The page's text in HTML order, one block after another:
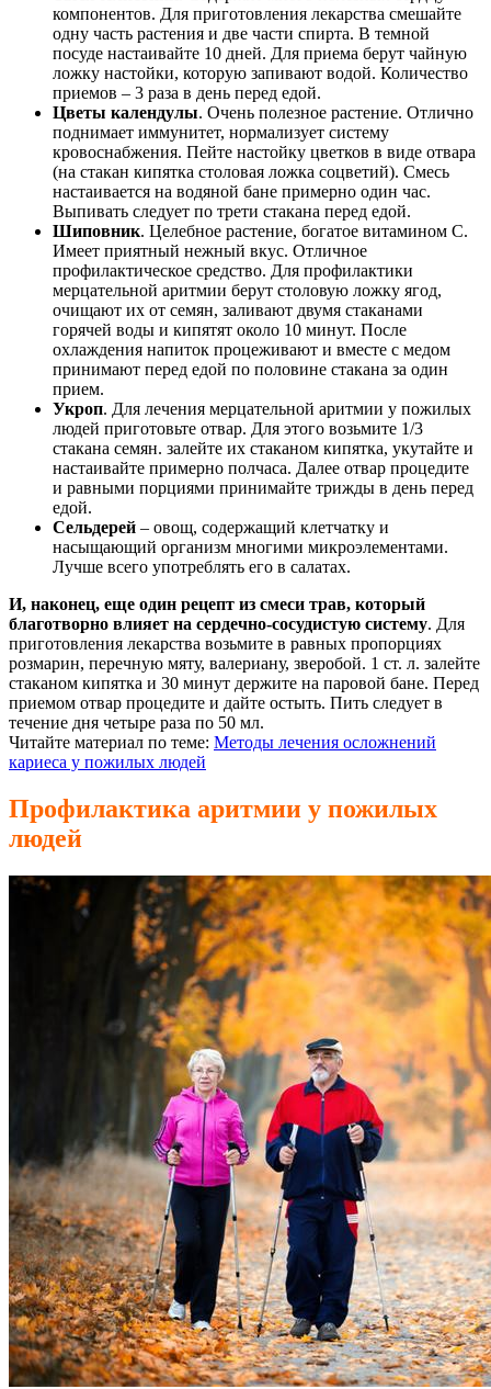
компонентов. Для приготовления лекарства смешайте
одну часть растения и две части спирта. В темной
посуде настаивайте 10 дней. Для приема берут чайную
ложку настойки, которую запивают водой. Количество
приемов – 3 раза в день перед едой.
Цветы календулы. Очень полезное растение. Отлично
поднимает иммунитет, нормализует систему
кровоснабжения. Пейте настойку цветков в виде отвара
(на стакан кипятка столовая ложка соцветий). Смесь
настаивается на водяной бане примерно один час.
Выпивать следует по трети стакана перед едой.
Шиповник. Целебное растение, богатое витамином С.
Имеет приятный нежный вкус. Отличное
профилактическое средство. Для профилактики
мерцательной аритмии берут столовую ложку ягод,
очищают их от семян, заливают двумя стаканами
горячей воды и кипятят около 10 минут. После
охлаждения напиток процеживают и вместе с медом
принимают перед едой по половине стакана за один
прием.
Укроп. Для лечения мерцательной аритмии у пожилых
людей приготовьте отвар. Для этого возьмите 1/3
стакана семян. залейте их стаканом кипятка, укутайте и
настаивайте примерно полчаса. Далее отвар процедите
и равными порциями принимайте трижды в день перед
едой.
Сельдерей – овощ, содержащий клетчатку и
насыщающий организм многими микроэлементами.
Лучше всего употреблять его в салатах.
И, наконец, еще один рецепт из смеси трав, который
благотворно влияет на сердечно-сосудистую систему. Для
приготовления лекарства возьмите в равных пропорциях
розмарин, перечную мяту, валериану, зверобой. 1 ст. л. залейте
стаканом кипятка и 30 минут держите на паровой бане. Перед
приемом отвар процедите и дайте остыть. Пить следует в
течение дня четыре раза по 50 мл.
Читайте материал по теме: Методы лечения осложнений
кариеса у пожилых людей
Профилактика аритмии у пожилых
людей